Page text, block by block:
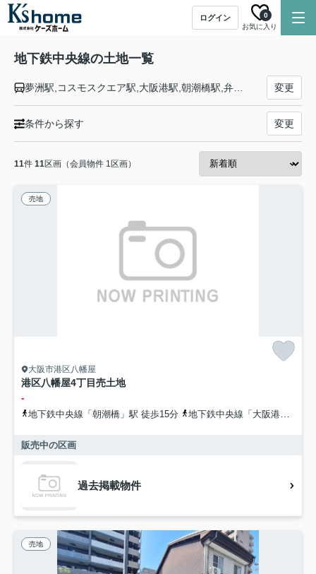
ログイン
お気に入り
0
地下鉄中央線の土地一覧
変更
条件から探す 変更
11件 11区画（会員物件 1区画）
売地
大阪市港区八幡屋
港区八幡屋4丁目売土地
-
地下鉄中央線「朝潮橋」駅 徒歩15分 地下鉄中央線「大阪港」駅 徒歩18分
販売中の区画
過去掲載物件
売地